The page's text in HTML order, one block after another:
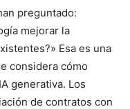
preguntado:
mejorar la
Esa es una
considera cómo
generativa. Los
de contratos con